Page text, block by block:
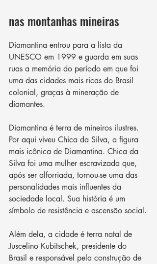
nas montanhas mineiras
Diamantina entrou para a lista da
UNESCO em 1999 e guarda em suas
ruas a memória do período em que foi
uma das cidades mais ricas do Brasil
colonial, graças à mineração de
diamantes.
Diamantina é terra de mineiros ilustres.
Por aqui viveu Chica da Silva, a figura
mais icônica de Diamantina. Chica da
Silva foi uma mulher escravizada que,
após ser alforriada, tornou-se uma das
personalidades mais influentes da
sociedade local. Sua história é um
símbolo de resistência e ascensão social.
Além dela, a cidade é terra natal de
Juscelino Kubitschek, presidente do
Brasil e responsável pela construção de